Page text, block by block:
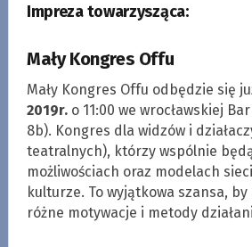
Impreza towarzysząca:
Mały Kongres Offu
Mały Kongres Offu odbędzie się
2019r.o 11:00 we wrocławskiej
8b). Kongres dla widzów i
teatralnych), którzy wspólnie
możliwościach oraz modelach
kulturze. To wyjątkowa szansa,
różne motywacje i metody